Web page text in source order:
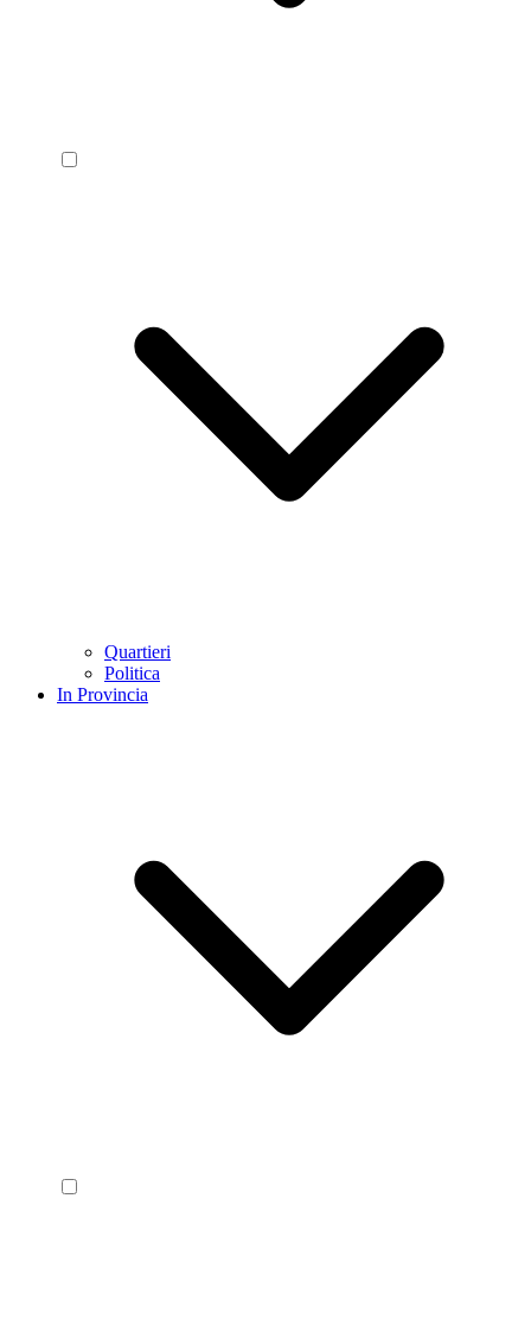
Quartieri
Politica
In Provincia